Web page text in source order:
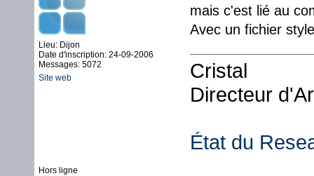
Lieu: Dijon
Date d'inscription: 24-09-2006
Messages: 5072
Site web
mais c'est lié au
Avec un fichier
Cristal
Directeur
État du
Hors ligne